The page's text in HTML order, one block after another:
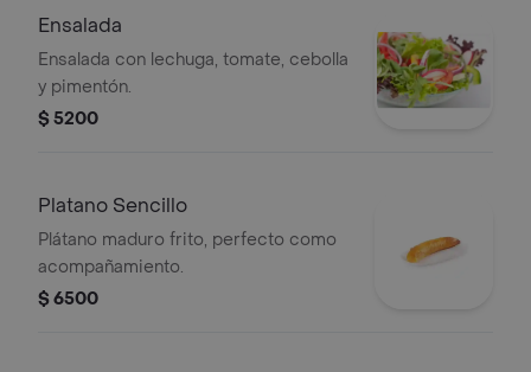
Ensalada
Ensalada con lechuga, tomate, cebolla
y pimentón.
$ 5200
Platano Sencillo
Plátano maduro frito, perfecto como
acompañamiento.
$ 6500